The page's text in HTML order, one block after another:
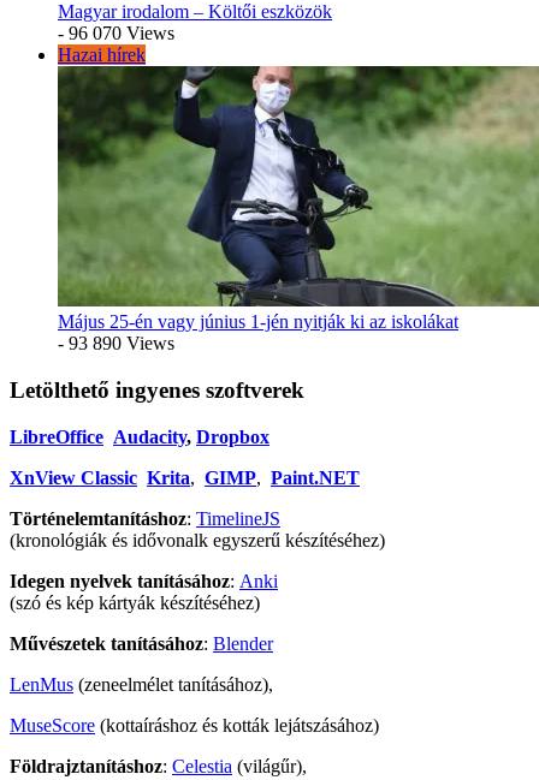
Magyar irodalom – Költői eszközök
- 96 070 Views
Hazai hírek
Május 25-én vagy június 1-jén nyitják ki az iskolákat
- 93 890 Views
Letölthető ingyenes szoftverek
LibreOffice Audacity, Dropbox
XnView Classic Krita, GIMP, Paint.NET
Történelemtanításhoz: TimelineJS
(kronológiák és idővonalk egyszerű készítéséhez)
Idegen nyelvek tanításához: Anki
(szó és kép kártyák készítéséhez)
Művészetek tanításához: Blender
LenMus (zeneelmélet tanításához),
MuseScore (kottaíráshoz és kották lejátszásához)
Földrajztanításhoz: Celestia (világűr),